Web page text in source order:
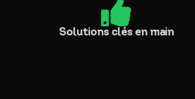

Solutions clés en main